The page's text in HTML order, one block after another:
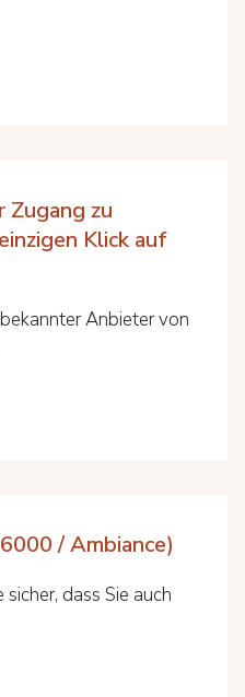
Zugang zu
Klick auf
Anbieter von
/ Ambiance)
dass Sie auch